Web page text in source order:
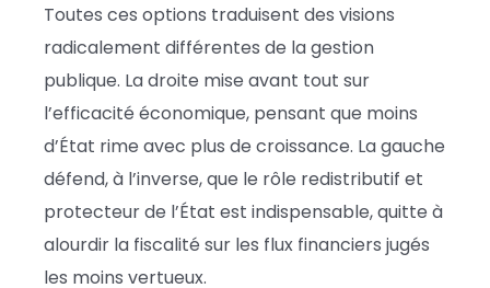
Toutes ces options traduisent des visions
radicalement différentes de la gestion
publique. La droite mise avant tout sur
l’efficacité économique, pensant que moins
d’État rime avec plus de croissance. La gauche
défend, à l’inverse, que le rôle redistributif et
protecteur de l’État est indispensable, quitte à
alourdir la fiscalité sur les flux financiers jugés
les moins vertueux.